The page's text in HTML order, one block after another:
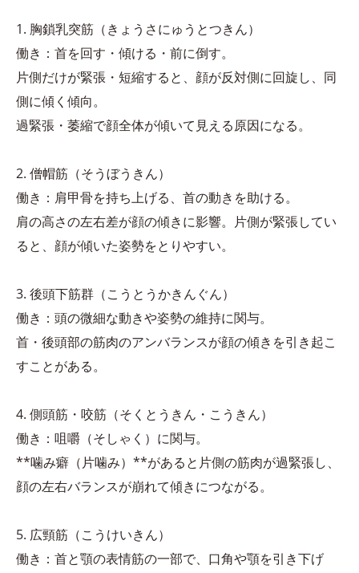
1. 胸鎖乳突筋（きょうさにゅうとつきん）
働き：首を回す・傾ける・前に倒す。
片側だけが緊張・短縮すると、顔が反対側に回旋し、同
側に傾く傾向。
過緊張・萎縮で顔全体が傾いて見える原因になる。
2. 僧帽筋（そうぼうきん）
働き：肩甲骨を持ち上げる、首の動きを助ける。
肩の高さの左右差が顔の傾きに影響。片側が緊張してい
ると、顔が傾いた姿勢をとりやすい。
3. 後頭下筋群（こうとうかきんぐん）
働き：頭の微細な動きや姿勢の維持に関与。
首・後頭部の筋肉のアンバランスが顔の傾きを引き起こ
すことがある。
4. 側頭筋・咬筋（そくとうきん・こうきん）
働き：咀嚼（そしゃく）に関与。
**噛み癖（片噛み）**があると片側の筋肉が過緊張し、
顔の左右バランスが崩れて傾きにつながる。
5. 広頸筋（こうけいきん）
働き：首と顎の表情筋の一部で、口角や顎を引き下げ